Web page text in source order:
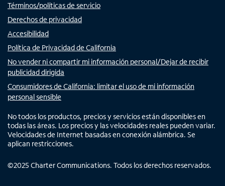
Términos/políticas de servicio
Derechos de privacidad
Accesibilidad
Política de Privacidad de California
No vender ni compartir mi información personal/Dejar de recibir
publicidad dirigida
Consumidores de California: limitar el uso de mi información
personal sensible
No todos los productos, precios y servicios están disponibles en
todas las áreas. Los precios y las velocidades reales pueden variar.
Velocidades de Internet basadas en conexión alámbrica. Se
aplican restricciones.
©2025 Charter Communications. Todos los derechos reservados.